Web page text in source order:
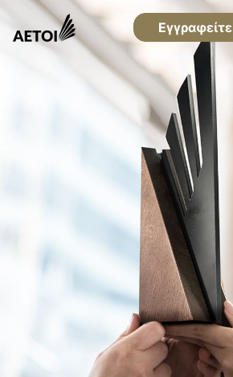
Εγγραφείτε